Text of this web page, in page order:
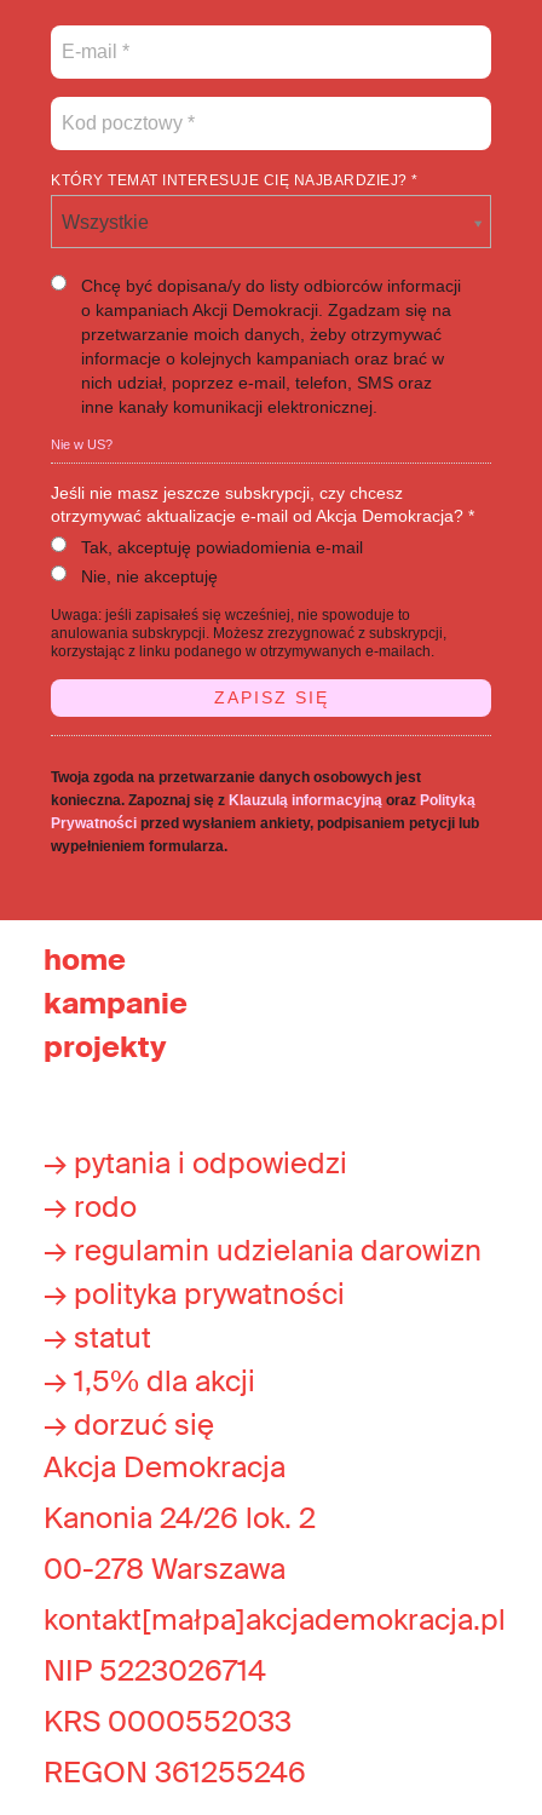
KTÓRY TEMAT INTERESUJE CIĘ NAJBARDZIEJ? *
Wszystkie
Chcę być dopisana/y do listy odbiorców informacji
o kampaniach Akcji Demokracji. Zgadzam się na
przetwarzanie moich danych, żeby otrzymywać
informacje o kolejnych kampaniach oraz brać w
nich udział, poprzez e-mail, telefon, SMS oraz
inne kanały komunikacji elektronicznej.
Nie wUS?
Jeśli nie masz jeszcze subskrypcji, czy chcesz
otrzymywać aktualizacje e-mail od Akcja Demokracja? *
Tak, akceptuję powiadomienia e-mail
Nie, nie akceptuję
Uwaga: jeśli zapisałeś się wcześniej, nie spowoduje to
anulowania subskrypcji. Możesz zrezygnować z subskrypcji,
korzystając z linku podanego w otrzymywanych e-mailach.
Twoja zgoda na przetwarzanie danych osobowych jest
konieczna. Zapoznaj się z Klauzulą informacyjną oraz Polityką
Prywatności przed wysłaniem ankiety, podpisaniem petycji lub
wypełnieniem formularza.
home
kampanie
projekty
→ pytania i odpowiedzi
→ rodo
→ regulamin udzielania darowizn
→ polityka prywatności
→ statut
→ 1,5% dla akcji
→ dorzuć się
Akcja Demokracja
Kanonia 24/26 lok. 2
00-278 Warszawa
kontakt[małpa]akcjademokracja.pl
NIP 5223026714
KRS 0000552033
REGON 361255246